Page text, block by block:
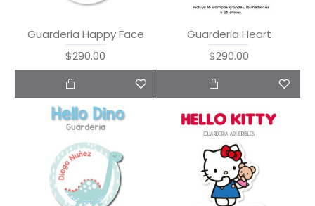
Guarderia Happy Face
$290.00
Guarderia Heart
$290.00